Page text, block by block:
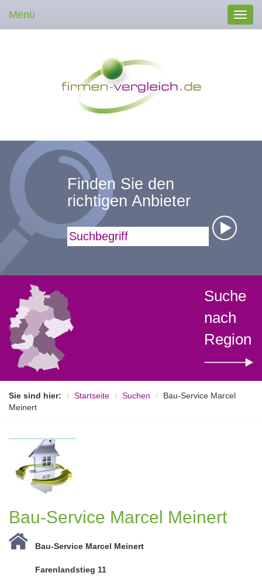
Menü
Finden Sie den
richtigen Anbieter
Suchbegriff
Suche
nach
Region
Sie sind hier: Startseite Suchen
Bau-Service Marcel
Meinert
Bau-Service Marcel Meinert
Bau-Service Marcel Meinert
Farenlandstieg 11